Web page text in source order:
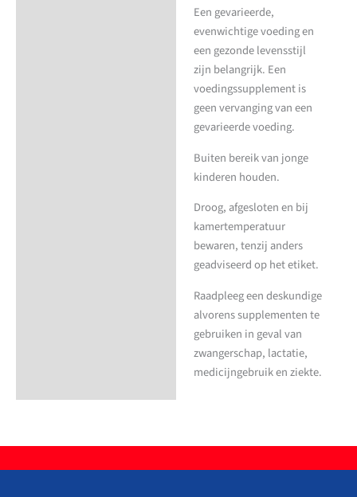
Een gevarieerde,
evenwichtige voeding en
een gezonde levensstijl
zijn belangrijk. Een
voedingssupplement is
geen vervanging van een
gevarieerde voeding.
Buiten bereik van jonge
kinderen houden.
Droog, afgesloten en bij
kamertemperatuur
bewaren, tenzij anders
geadviseerd op het etiket.
Raadpleeg een deskundige
alvorens supplementen te
gebruiken in geval van
zwangerschap, lactatie,
medicijngebruik en ziekte.